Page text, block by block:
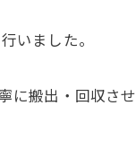
いました。
搬出・回収させ